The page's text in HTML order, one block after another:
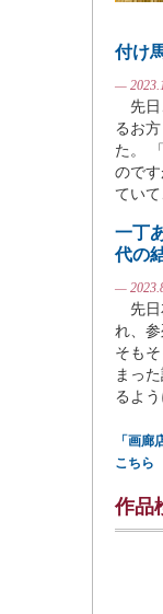
付け
—
先日
るお
た。
ので
ていて
一丁
代の
—
先日
れ、
そも
まっ
るよう
「画
こちら
作品